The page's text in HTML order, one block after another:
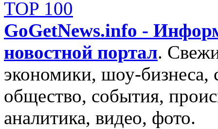
GoGetNews.info -
новостной портал.
экономики, шоу-бизнеса,
общество, события,
аналитика, видео, фото.